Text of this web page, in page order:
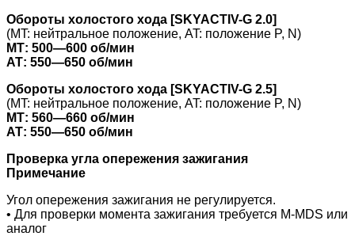
Обороты холостого хода [SKYACTIV-G 2.0]
(MT: нейтральное положение, AT: положение P, N)
МТ: 500—600 об/мин
АТ: 550—650 об/мин
Обороты холостого хода [SKYACTIV-G 2.5]
(MT: нейтральное положение, AT: положение P, N)
МТ: 560—660 об/мин
АТ: 550—650 об/мин
Проверка угла опережения зажигания
Примечание
Угол опережения зажигания не регулируется.
• Для проверки момента зажигания требуется M-MDS или
аналог